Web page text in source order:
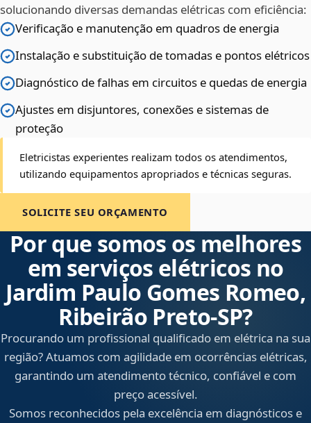
solucionando diversas demandas elétricas com eficiência:
Verificação e manutenção em quadros de energia
Instalação e substituição de tomadas e pontos elétricos
Diagnóstico de falhas em circuitos e quedas de energia
Ajustes em disjuntores, conexões e sistemas de
proteção
Eletricistas experientes realizam todos os atendimentos,
utilizando equipamentos apropriados e técnicas seguras.
SOLICITE SEU ORÇAMENTO
Por que somos os melhores
em serviços elétricos no
Jardim Paulo Gomes Romeo,
Ribeirão Preto‑SP?
Procurando um profissional qualificado em elétrica na sua
região? Atuamos com agilidade em ocorrências elétricas,
garantindo um atendimento técnico, confiável e com
preço acessível.
Somos reconhecidos pela excelência em diagnósticos e